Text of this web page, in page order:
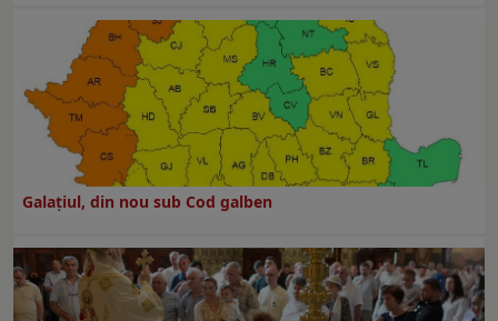
Galaţiul, din nou sub Cod galben